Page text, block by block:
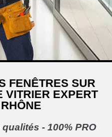
FENÊTRES SUR
VITRIER EXPERT
- 100% PRO